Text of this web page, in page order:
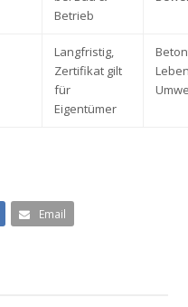
Betrieb
Langfristig,
Zertifikat gilt
für
Eigentümer
Email